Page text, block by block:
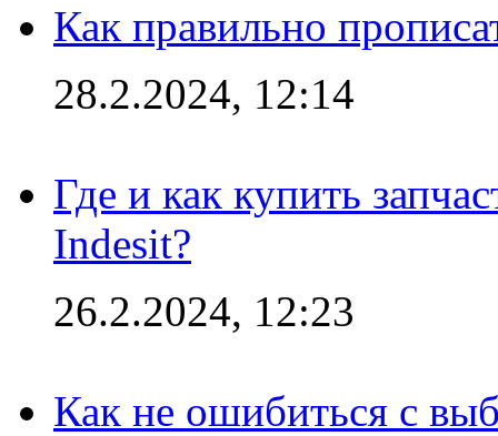
Как правильно
28.2.2024, 12:14
Где и как купить
Indesit?
26.2.2024, 12:23
Как не ошибиться с